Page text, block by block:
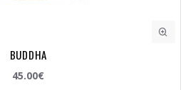
BUDDHA
45.00€